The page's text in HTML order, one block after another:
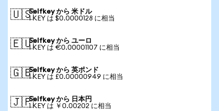
🇺🇸Selfkey から 米ドル
1 KEY は $0.0000128 に相当
🇪🇺Selfkey から ユーロ
1 KEY は €0.00001107 に相当
🇬🇧Selfkey から 英ポンド
1 KEY は £0.00000949 に相当
🇯🇵Selfkey から 日本円
1 KEY は ￥0.00202 に相当